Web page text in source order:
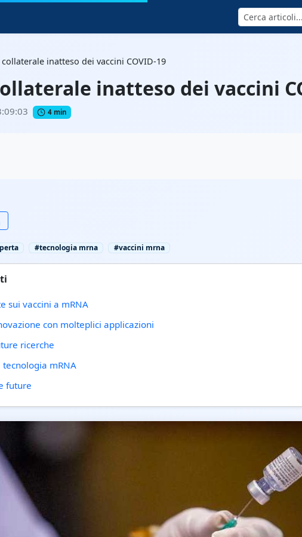
Cerca
inatteso dei vaccini COVID-19
inatteso dei vaccini
4 min
#tecnologia mrna #vaccini mrna
sui vaccini a mRNA
con molteplici applicazioni
ricerche
mRNA
future